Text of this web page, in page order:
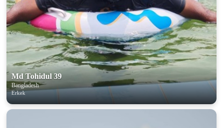
Md Tohidul 39
Bangladesh
Erkek